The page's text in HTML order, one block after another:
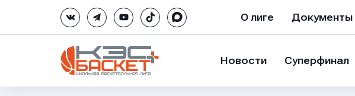
О лиге Документы
Новости Суперфинал